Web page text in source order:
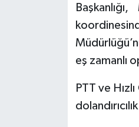
eş zamanlı
PTT ve